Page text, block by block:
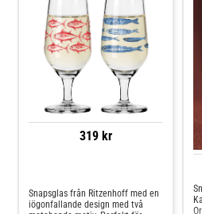
319 kr
Snapsglas från Ritzenhoff med en
iögonfallande design med två